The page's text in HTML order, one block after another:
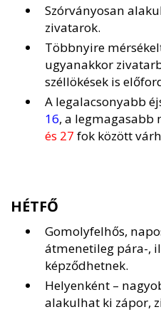
Szórványosan
zivatarok.
Többnyire
ugyanakkor
széllökések is
A legalacsonyabb
16, a legmagasabb
és 27 fok között
HÉTFŐ
Gomolyfelhős,
átmenetileg pára-,
képződhetnek.
Helyenként –
alakulhat ki zápor,